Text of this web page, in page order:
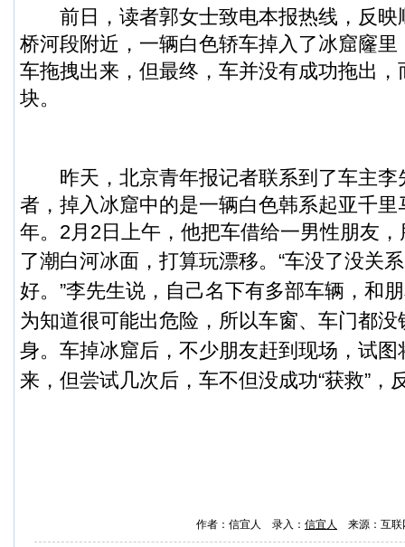
前日，读者郭女士致电本报热线，反映
桥河段附近，一辆白色轿车掉入了冰窟窿里
车拖拽出来，但最终，车并没有成功拖出
块。
昨天，北京青年报记者联系到了车主李
者，掉入冰窟中的是一辆白色韩系起亚千
年。2月2日上午，他把车借给一男性朋友
了潮白河冰面，打算玩漂移。 “车没了没关
好。”李先生说，自己名下有多部车辆，和
为知道很可能出危险，所以车窗、车门都
身。车掉冰窟后，不少朋友赶到现场，试
来，但尝试几次后，车不但没成功“获救”，
作者：信宜人 录入： 信宜人 来源：互